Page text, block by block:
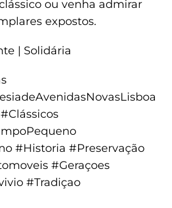
ou venha admirar
expostos.
| Solidária
#Historia #Preservação
#Geraçoes
#Tradiçao